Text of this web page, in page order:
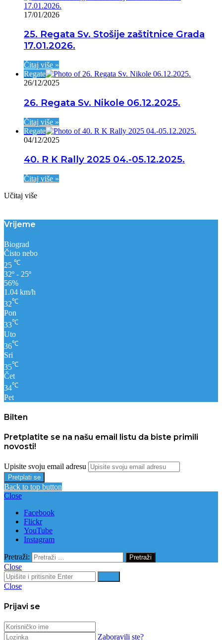
17/01/2026
25. Regata Sv. Stošije zaštitnice Grada
17.01.2026.
Čitaj više »
Regate
26/12/2025
26. Regata Sv. Nikole 06.12.2025.
Čitaj više »
Regate
04/12/2025
40. R K Rally 2025 04.-05.12.2025.
Čitaj više »
Učitaj više
Vrijeme
Biograd
Čisto nebo
25 ℃
32º - 25º
56%
1.04 km/h
32℃
Pon
33℃
Uto
36℃
Sri
35℃
Čet
34℃
Pet
Bilten
Pretplatite se na našu email listu da biste primili
novosti!
Upisite svoju email adresu
Back to top button
Close
Facebook
Flickr
YouTube
Instagram
Pretraži:
Close
Close
Prijavi se
Zaboravili ste?